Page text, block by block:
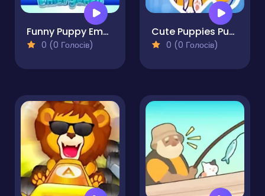
Funny Puppy Emergency
0 (0 Голосів)
Cute Puppies Puzzle
0 (0 Голосів)